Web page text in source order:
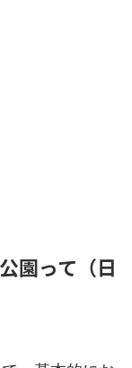
園って（日